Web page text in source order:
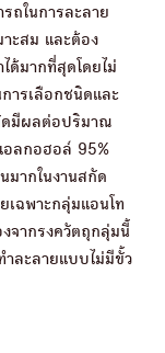
ถในการละลาย
ะสม และต้อง
ด้มากที่สุดโดยไม่
ารเลือกชนิดและ
ดมีผลต่อปริมาณ
อลกอฮอล์ 95%
มากในงานสกัด
เฉพาะกลุ่มแอนโท
จากรงควัตถุกลุ่มนี้
ละลายแบบไม่มีขั้ว